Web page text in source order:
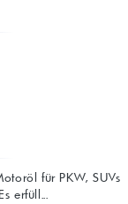
für PKW, SUVs
erfüll...